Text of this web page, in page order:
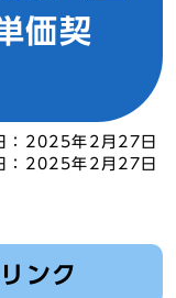
価契
： 2025年2月27日
： 2025年2月27日
ンク